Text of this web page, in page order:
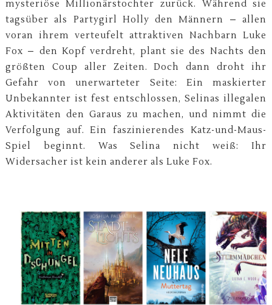
mysteriöse Millionärstochter zurück. Während sie
tagsüber als Partygirl Holly den Männern – allen
voran ihrem verteufelt attraktiven Nachbarn Luke
Fox – den Kopf verdreht, plant sie des Nachts den
größten Coup aller Zeiten. Doch dann droht ihr
Gefahr von unerwarteter Seite: Ein maskierter
Unbekannter ist fest entschlossen, Selinas illegalen
Aktivitäten den Garaus zu machen, und nimmt die
Verfolgung auf. Ein faszinierendes Katz-und-Maus-
Spiel beginnt. Was Selina nicht weiß: Ihr
Widersacher ist kein anderer als Luke Fox.